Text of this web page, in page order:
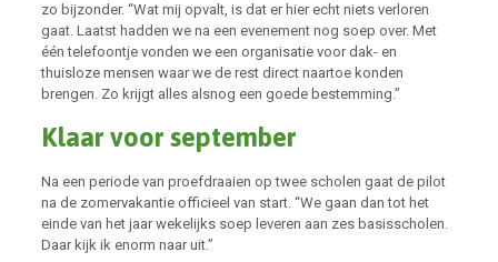
zo bijzonder. “Wat mij opvalt, is dat er hier echt niets verloren
gaat. Laatst hadden we na een evenement nog soep over. Met
één telefoontje vonden we een organisatie voor dak- en
thuisloze mensen waar we de rest direct naartoe konden
brengen. Zo krijgt alles alsnog een goede bestemming.”
Klaar voor september
Na een periode van proefdraaien op twee scholen gaat de pilot
na de zomervakantie officieel van start. “We gaan dan tot het
einde van het jaar wekelijks soep leveren aan zes basisscholen.
Daar kijk ik enorm naar uit.”